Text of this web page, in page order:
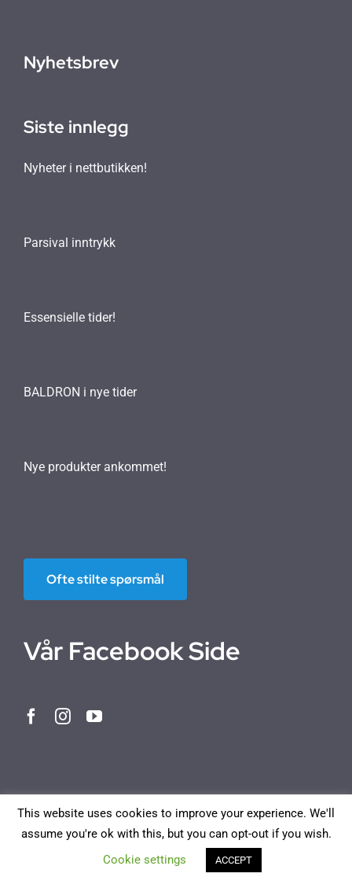
Nyhetsbrev
Siste innlegg
Nyheter i nettbutikken!
Parsival inntrykk
Essensielle tider!
BALDRON i nye tider
Nye produkter ankommet!
Ofte stilte spørsmål
Vår Facebook Side
This website uses cookies to improve your experience. We'll
assume you're ok with this, but you can opt-out if you wish.
Cookie settings
ACCEPT
Norwegian Bokmål English Deutsch Français